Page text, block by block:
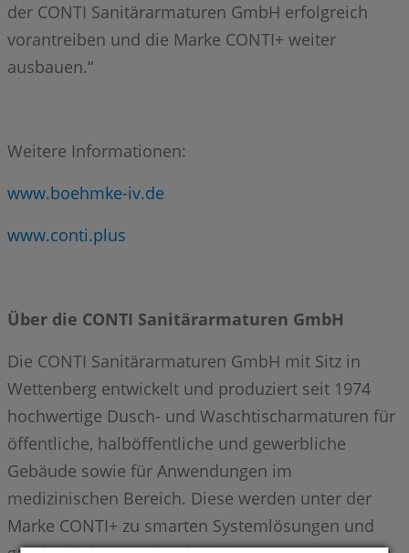
der CONTI Sanitärarmaturen GmbH erfolgreich
vorantreiben und die Marke CONTI+ weiter
ausbauen.“
Weitere Informationen:
www.boehmke-iv.de
www.conti.plus
Über die CONTI Sanitärarmaturen GmbH
Die CONTI Sanitärarmaturen GmbH mit Sitz in
Wettenberg entwickelt und produziert seit 1974
hochwertige Dusch- und Waschtischarmaturen für
öffentliche, halböffentliche und gewerbliche
Gebäude sowie für Anwendungen im
medizinischen Bereich. Diese werden unter der
Marke CONTI+ zu smarten Systemlösungen und